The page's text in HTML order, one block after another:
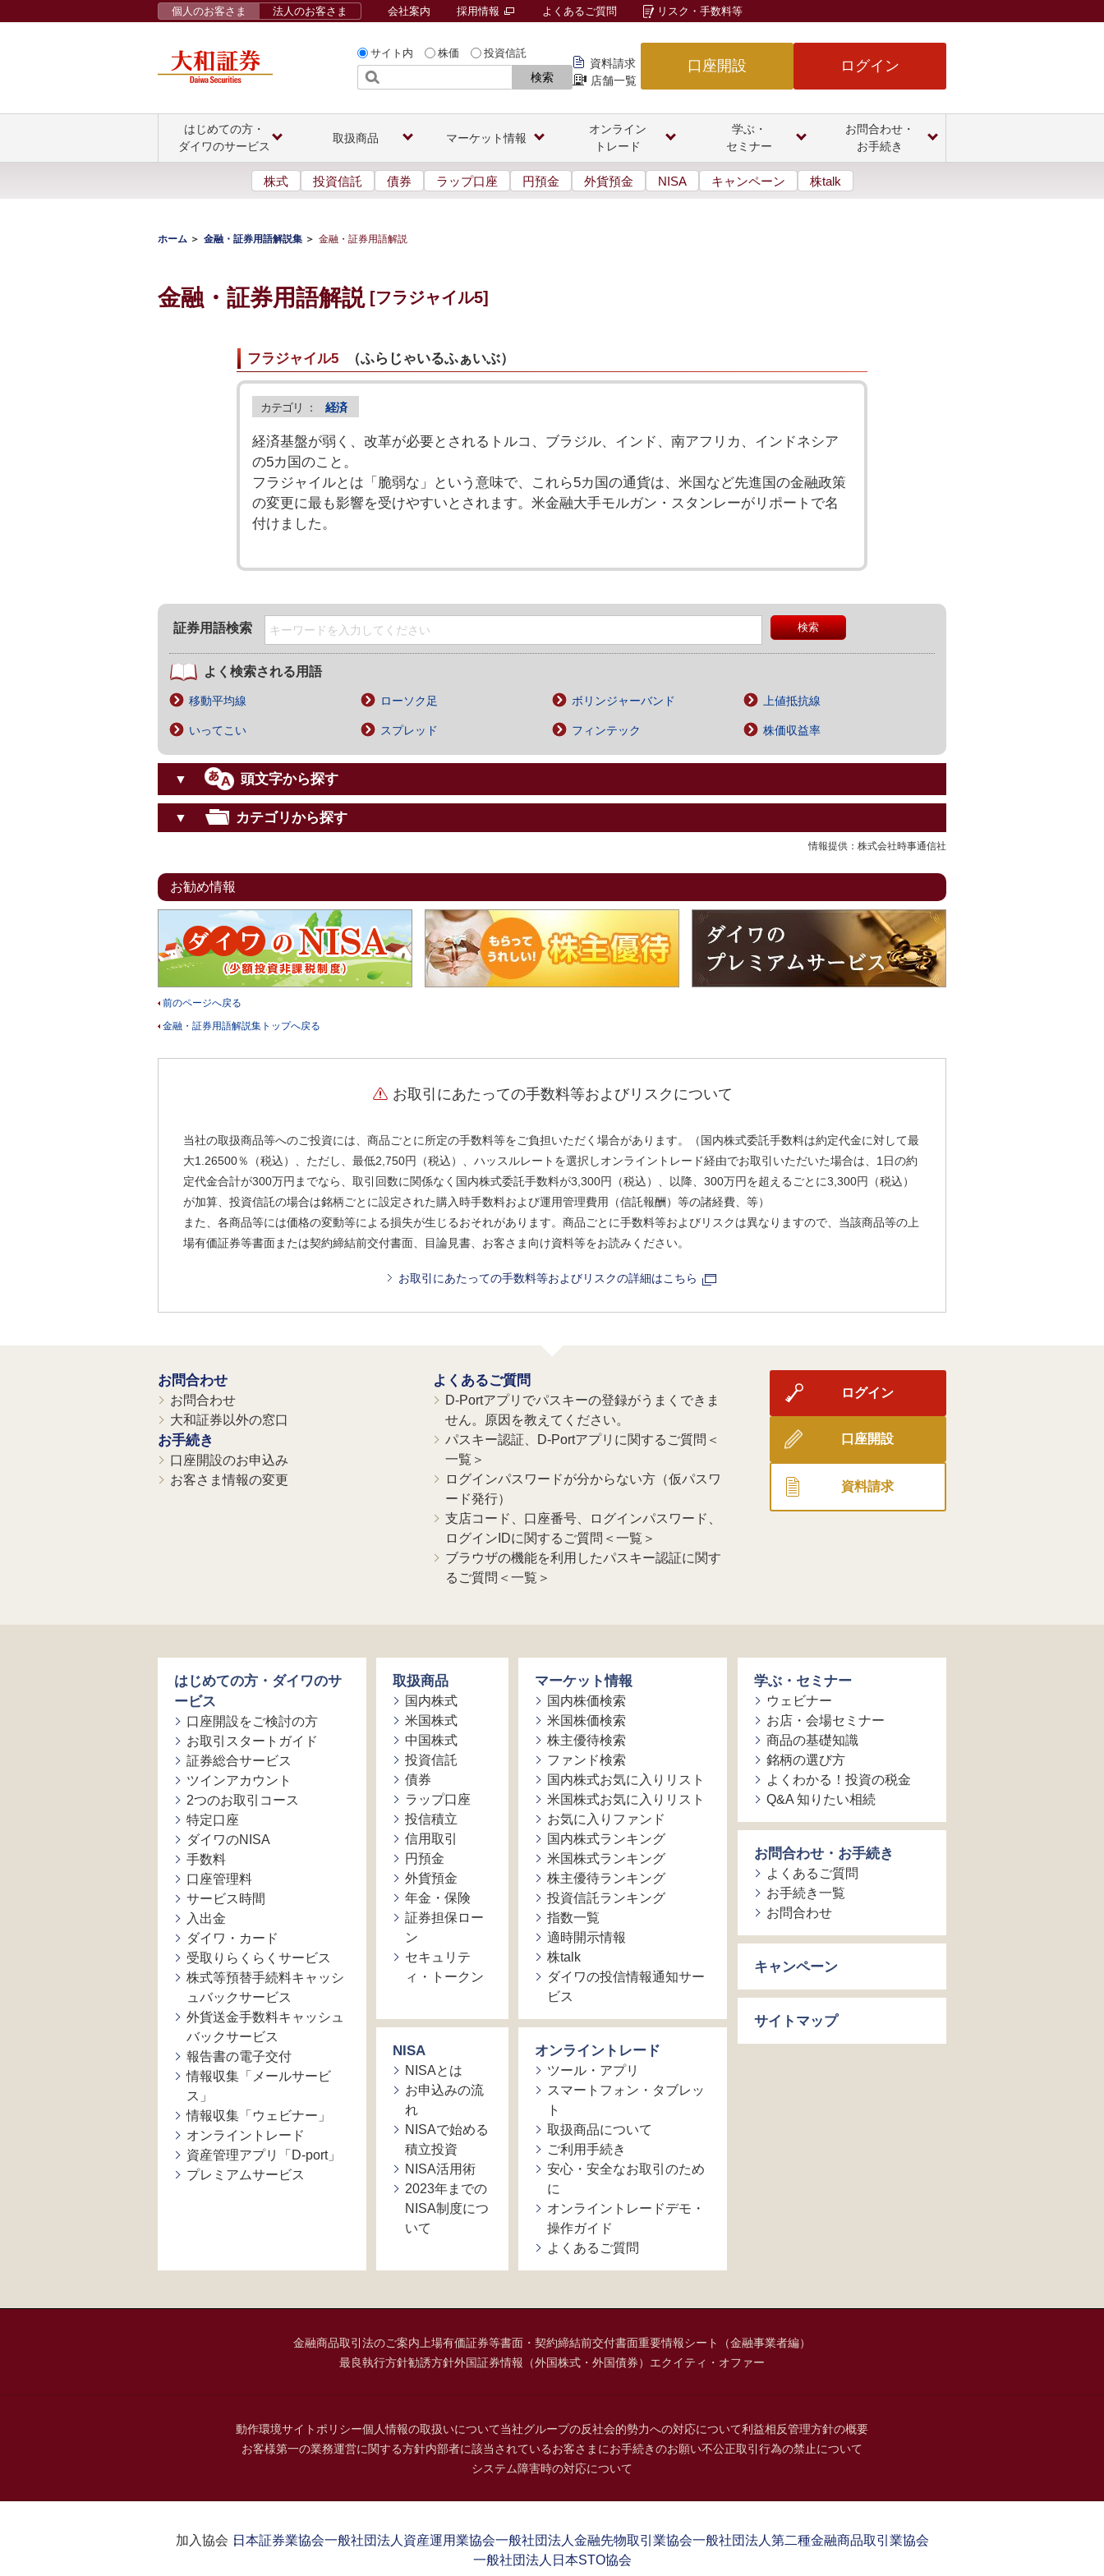
サイト内 株価 投資信託
検索
資料請求
店舗一覧
口座開設 ログイン
個人のお客さま 法人のお客さま 会社案内 採用情報 よくあるご質問 リスク・手数料等
はじめての方・
ダイワのサービス
取扱商品 マーケット情報
オンライン
トレード
学ぶ・
セミナー
お問合わせ・
お手続き
株式 投資信託 債券 ラップ口座 円預金 外貨預金 NISA キャンペーン 株talk
ホーム 金融・証券用語解説集 金融・証券用語解説
金融・証券用語解説 [フラジャイル5]
フラジャイル5 （ふらじゃいるふぁいぶ）
カテゴリ ： 経済
経済基盤が弱く、改革が必要とされるトルコ、ブラジル、インド、南アフリカ、インドネシア
の5カ国のこと。
フラジャイルとは「脆弱な」という意味で、これら5カ国の通貨は、米国など先進国の金融政策
の変更に最も影響を受けやすいとされます。米金融大手モルガン・スタンレーがリポートで名
付けました。
証券用語検索
よく検索される用語
移動平均線 ローソク足 ボリンジャーバンド 上値抵抗線
いってこい スプレッド フィンテック 株価収益率
▼ 頭文字から探す
▼ カテゴリから探す
情報提供：株式会社時事通信社
お勧め情報
前のページへ戻る
金融・証券用語解説集トップへ戻る
お取引にあたっての手数料等およびリスクについて
当社の取扱商品等へのご投資には、商品ごとに所定の手数料等をご負担いただく場合があります。（国内株式委託手数料は約定代金に対して最
大1.26500％（税込）、ただし、最低2,750円（税込）、ハッスルレートを選択しオンライントレード経由でお取引いただいた場合は、1日の約
定代金合計が300万円までなら、取引回数に関係なく国内株式委託手数料が3,300円（税込）、以降、300万円を超えるごとに3,300円（税込）
が加算、投資信託の場合は銘柄ごとに設定された購入時手数料および運用管理費用（信託報酬）等の諸経費、等）
また、各商品等には価格の変動等による損失が生じるおそれがあります。商品ごとに手数料等およびリスクは異なりますので、当該商品等の上
場有価証券等書面または契約締結前交付書面、目論見書、お客さま向け資料等をお読みください。
お取引にあたっての手数料等およびリスクの詳細はこちら
お問合わせ
お問合わせ
大和証券以外の窓口
お手続き
口座開設のお申込み
お客さま情報の変更
よくあるご質問
D-Portアプリでパスキーの登録がうまくできま
せん。原因を教えてください。
パスキー認証、D-Portアプリに関するご質問＜
一覧＞
ログインパスワードが分からない方（仮パスワ
ード発行）
支店コード、口座番号、ログインパスワード、
ログインIDに関するご質問＜一覧＞
ブラウザの機能を利用したパスキー認証に関す
るご質問＜一覧＞
ログイン
口座開設
資料請求
はじめての方・ダイワのサ
ービス
口座開設をご検討の方
お取引スタートガイド
証券総合サービス
ツインアカウント
2つのお取引コース
特定口座
ダイワのNISA
手数料
口座管理料
サービス時間
入出金
ダイワ・カード
受取りらくらくサービス
株式等預替手続料キャッシ
ュバックサービス
外貨送金手数料キャッシュ
バックサービス
報告書の電子交付
情報収集「メールサービ
ス」
情報収集「ウェビナー」
オンライントレード
資産管理アプリ「D-port」
プレミアムサービス
取扱商品
国内株式
米国株式
中国株式
投資信託
債券
ラップ口座
投信積立
信用取引
円預金
外貨預金
年金・保険
証券担保ロー
ン
セキュリテ
ィ・トークン
NISA
NISAとは
お申込みの流
れ
NISAで始める
積立投資
NISA活用術
2023年までの
NISA制度につ
いて
マーケット情報
国内株価検索
米国株価検索
株主優待検索
ファンド検索
国内株式お気に入りリスト
米国株式お気に入りリスト
お気に入りファンド
国内株式ランキング
米国株式ランキング
株主優待ランキング
投資信託ランキング
指数一覧
適時開示情報
株talk
ダイワの投信情報通知サー
ビス
オンライントレード
ツール・アプリ
スマートフォン・タブレッ
ト
取扱商品について
ご利用手続き
安心・安全なお取引のため
に
オンライントレードデモ・
操作ガイド
よくあるご質問
学ぶ・セミナー
ウェビナー
お店・会場セミナー
商品の基礎知識
銘柄の選び方
よくわかる！投資の税金
Q&A 知りたい相続
お問合わせ・お手続き
よくあるご質問
お手続き一覧
お問合わせ
キャンペーン
サイトマップ
金融商品取引法のご案内 上場有価証券等書面・契約締結前交付書面重要情報シート（金融事業者編）
最良執行方針勧誘方針外国証券情報（外国株式・外国債券） エクイティ・オファー
動作環境サイトポリシー個人情報の取扱いについて当社グループの反社会的勢力への対応について利益相反管理方針の概要
お客様第一の業務運営に関する方針内部者に該当されているお客さまにお手続きのお願い不公正取引行為の禁止について
システム障害時の対応について
加入協会：日本証券業協会一般社団法人資産運用業協会一般社団法人金融先物取引業協会一般社団法人第二種金融商品取引業協会
一般社団法人日本STO協会